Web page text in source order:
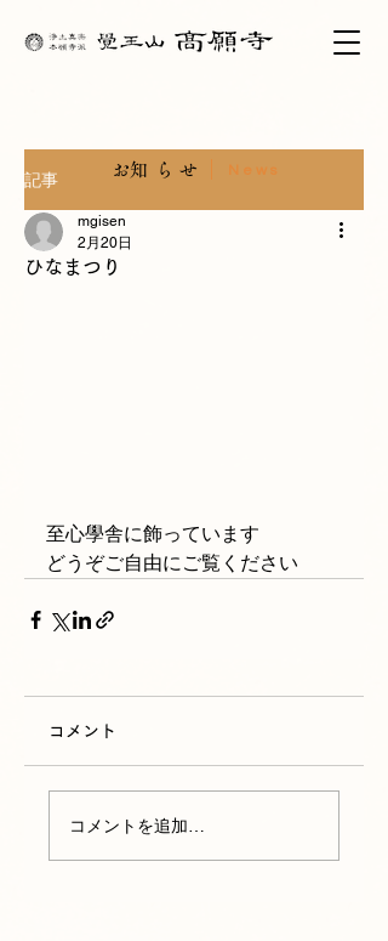
記事
ひなまつり
mgisen
2月20日
至心學舎に飾っています
どうぞご自由にご覧ください
コメント
コメントを追加…
​お知らせ News